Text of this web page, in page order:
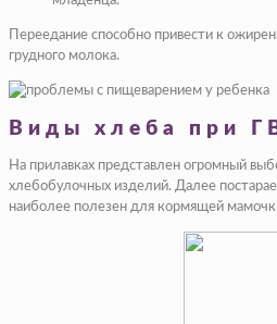
Переедание способно привести к
грудного молока.
Виды хлеба при
На прилавках представлен огромный
хлебобулочных изделий. Далее
наиболее полезен для кормящей